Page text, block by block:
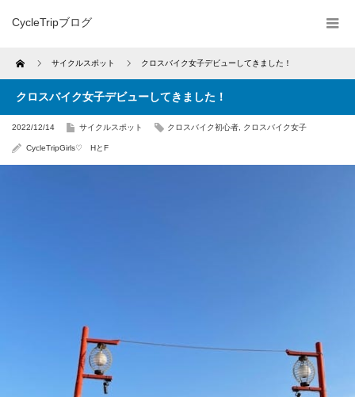
CycleTripブログ
Home サイクルスポット クロスバイク女子デビューしてきました！
クロスバイク女子デビューしてきました！
2022/12/14 サイクルスポット クロスバイク初心者 クロスバイク女子
CycleTripGirls♡ HとF